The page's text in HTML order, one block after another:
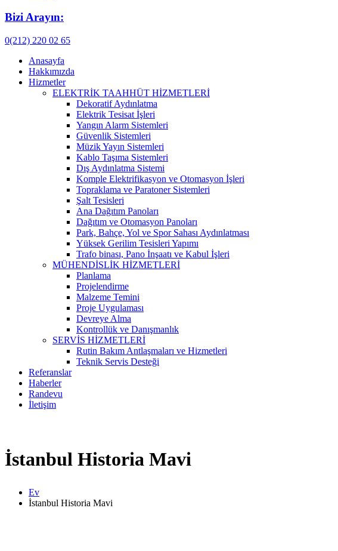
Bizi Arayın:
0(212) 220 02 65
Anasayfa
Hakkımızda
Hizmetler
ELEKTRİK TAAHHÜT HİZMETLERİ
Dekoratif Aydınlatma
Elektrik Tesisat İşleri
Yangın Alarm Sistemleri
Güvenlik Sistemleri
Müzik Yayın Sistemleri
Kablo Taşıma Sistemleri
Dış Aydınlatma Sistemi
Komple Elektrifikasyon ve Otomasyon İşleri
Topraklama ve Paratoner Sistemleri
Şalt Tesisleri
Ana Dağıtım Panoları
Dağıtım ve Otomasyon Panoları
Park, Bahçe, Yol ve Spor Sahası Aydınlatması
Yüksek Gerilim Tesisleri Yapımı
Trafo binası, Pano İnşaatı ve Kabul İşleri
MÜHENDİSLİK HİZMETLERİ
Planlama
Projelendirme
Malzeme Temini
Proje Uygulaması
Devreye Alma
Kontrollük ve Danışmanlık
SERVİS HİZMETLERİ
Rutin Bakım Antlaşmaları ve Hizmetleri
Teknik Servis Desteği
Referanslar
Haberler
Randevu
İletişim
İstanbul Historia Mavi
Ev
İstanbul Historia Mavi